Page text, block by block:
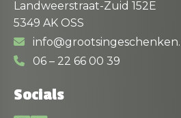
Landweerstraat-Zuid 152E
5349 AK OSS
06 – 22 66 00 39
Socials